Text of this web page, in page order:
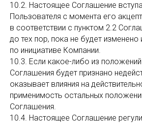
10.2. Настоящее Соглашение
Пользователя с момента его
в соответствии с пунктом 2.2
до тех пор, пока не будет изменено
по инициативе Компании.
10.3. Если какое-либо из
Соглашения будет признано
оказывает влияния на
применимость остальных
Соглашения.
10.4. Настоящее Соглашение